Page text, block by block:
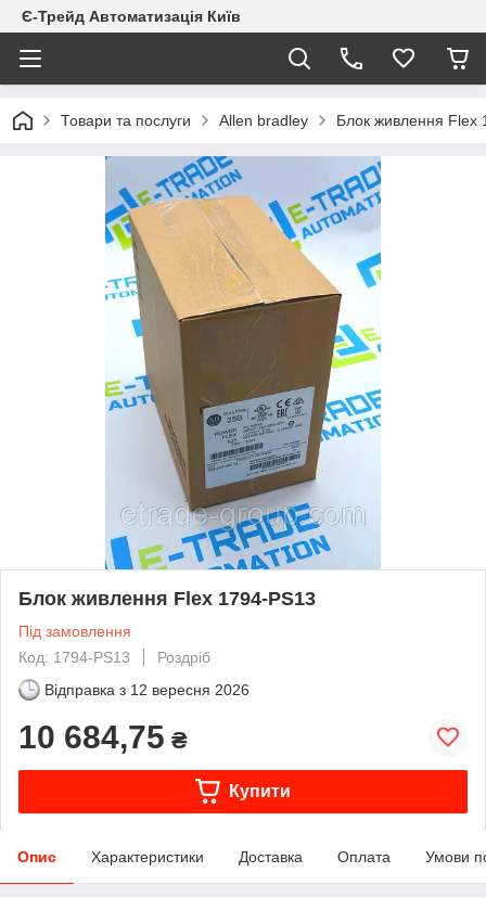
Є-Трейд Автоматизація Київ
Товари та послуги Allen bradley Блок живлення Flex
Блок живлення Flex 1794-PS13
Під замовлення
Код: 1794-PS13
Роздріб
Відправка з 12 вересня 2026
10 684,75 ₴
Купити
Опис Характеристики Доставка Оплата Умови